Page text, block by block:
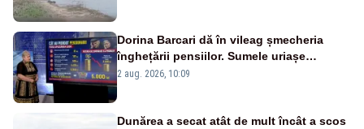
Dorina Barcari dă în vileag șmecheria
înghețării pensiilor. Sumele uriașe
pierdute de fiecare român
2 aug. 2026, 10:09
Dunărea a secat atât de mult încât a scos